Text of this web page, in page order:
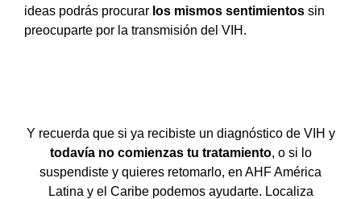
ideas podrás procurar los mismos sentimientos sin
preocuparte por la transmisión del VIH.
Y recuerda que si ya recibiste un diagnóstico de VIH y
todavía no comienzas tu tratamiento, o si lo
suspendiste y quieres retomarlo, en AHF América
Latina y el Caribe podemos ayudarte. Localiza